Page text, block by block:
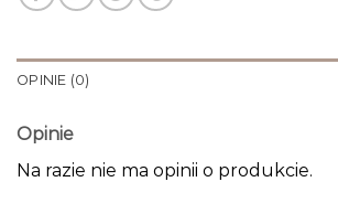
OPINIE (0)
Opinie
Na razie nie ma opinii o produkcie.